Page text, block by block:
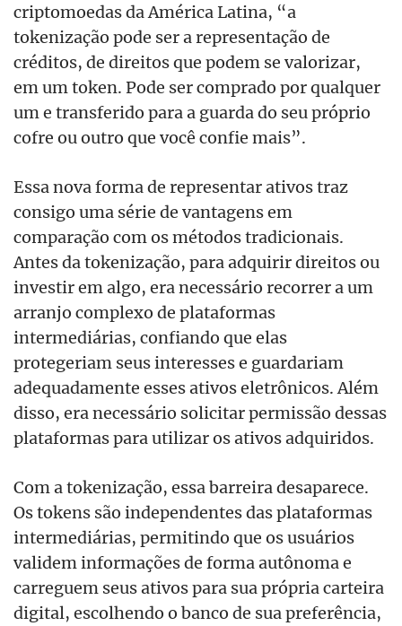
criptomoedas da América Latina, “a
tokenização pode ser a representação de
créditos, de direitos que podem se valorizar,
em um token. Pode ser comprado por qualquer
um e transferido para a guarda do seu próprio
cofre ou outro que você confie mais”.
Essa nova forma de representar ativos traz
consigo uma série de vantagens em
comparação com os métodos tradicionais.
Antes da tokenização, para adquirir direitos ou
investir em algo, era necessário recorrer a um
arranjo complexo de plataformas
intermediárias, confiando que elas
protegeriam seus interesses e guardariam
adequadamente esses ativos eletrônicos. Além
disso, era necessário solicitar permissão dessas
plataformas para utilizar os ativos adquiridos.
Com a tokenização, essa barreira desaparece.
Os tokens são independentes das plataformas
intermediárias, permitindo que os usuários
validem informações de forma autônoma e
carreguem seus ativos para sua própria carteira
digital, escolhendo o banco de sua preferência,